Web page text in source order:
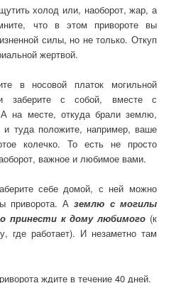
холод или, наоборот, жар, а
что в этом привороте вы
силы, но не только. Откуп
жертвой.
в носовой платок могильной
заберите с собой, вместе с
на месте, откуда брали землю,
и туда положите, например, ваше
колечко. То есть не просто
важное и любимое вами.
себе домой, с ней можно
приворота. Аземлю с могилы
принести к дому любимого (к
где работает). И незаметно там
ждите в течение 40 дней.